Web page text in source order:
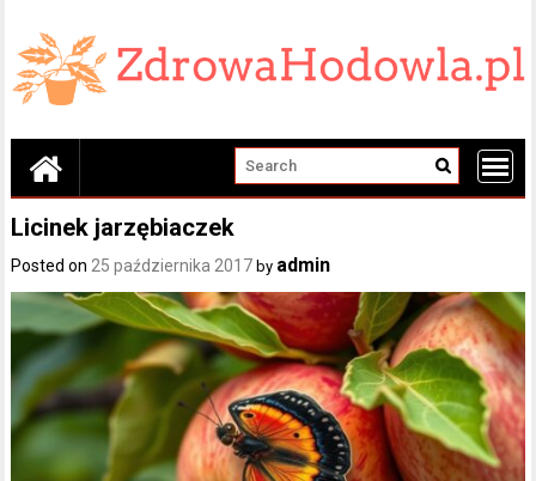
content
Licinek jarzębiaczek
Posted on25 października 2017 by admin